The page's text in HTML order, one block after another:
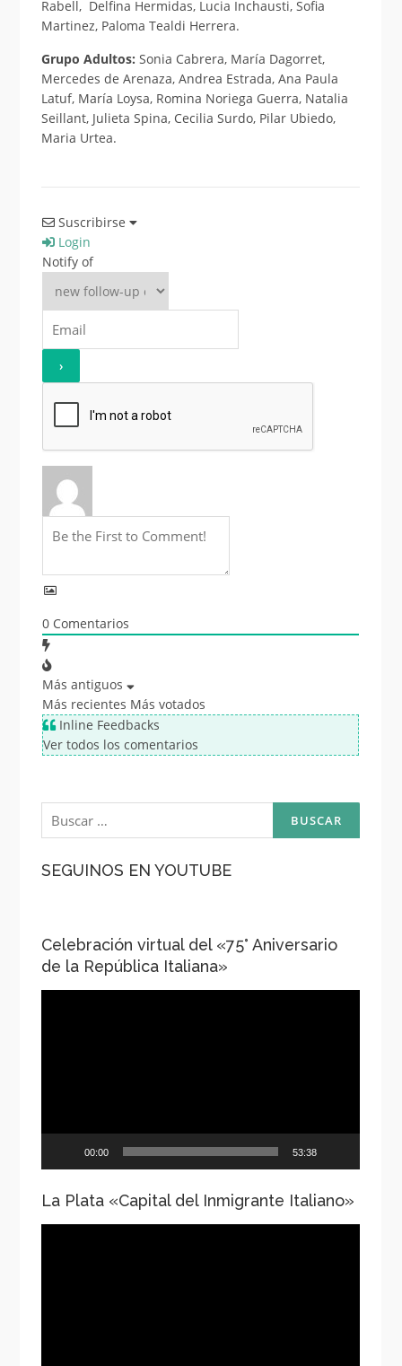
Rabell, Delfina Hermidas, Lucia Inchausti, Sofia
Martinez, Paloma Tealdi Herrera.
Grupo Adultos: Sonia Cabrera, María Dagorret,
Mercedes de Arenaza, Andrea Estrada, Ana Paula
Latuf, María Loysa, Romina Noriega Guerra, Natalia
Seillant, Julieta Spina, Cecilia Surdo, Pilar Ubiedo,
Maria Urtea.
Suscribirse
Login
Notify of
0Comentarios
Más antiguos
Más recientes Más votados
Inline Feedbacks
Ver todos los comentarios
Buscar:
SEGUINOS EN YOUTUBE
Celebración virtual del «75° Aniversario
de la República Italiana»
00:00 53:38
La Plata «Capital del Inmigrante Italiano»